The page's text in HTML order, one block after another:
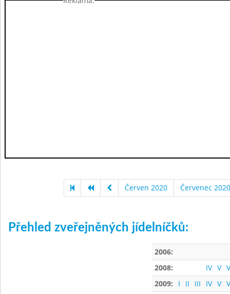
Červen 2020 Červenec 2020
Přehled zveřejněných jídelníčků:
2006:
2008:
IV V
2009:
I II III IV V